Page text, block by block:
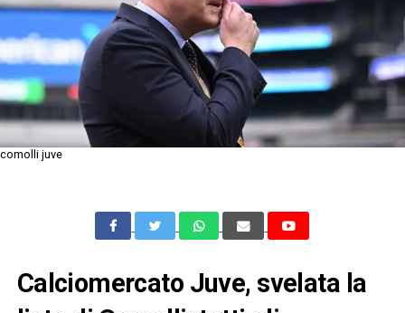
comolli juve
Calciomercato Juve, svelata la